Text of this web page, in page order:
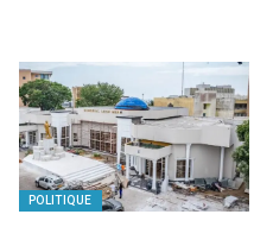
POLITIQUE